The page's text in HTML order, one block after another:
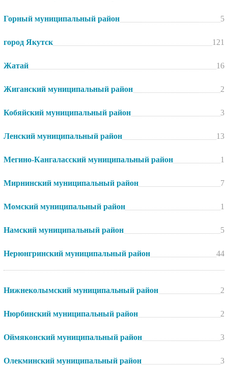
Горный муниципальный район 5
город Якутск 121
Жатай 16
Жиганский муниципальный район 2
Кобяйский муниципальный район 3
Ленский муниципальный район 13
Мегино-Кангаласский муниципальный район 1
Мирнинский муниципальный район 7
Момский муниципальный район 1
Намский муниципальный район 5
Нерюнгринский муниципальный район 44
Нижнеколымский муниципальный район 2
Нюрбинский муниципальный район 2
Оймяконский муниципальный район 3
Олекминский муниципальный район 3